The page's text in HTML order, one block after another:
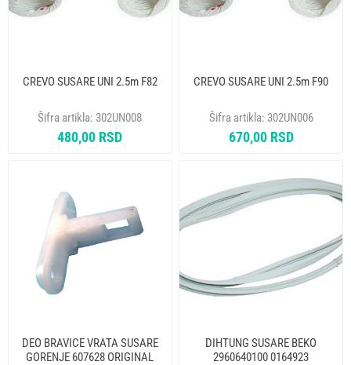
CREVO SUSARE UNI 2.5m F82
Šifra artikla: 302UN008
480,00 RSD
CREVO SUSARE UNI 2.5m F90
Šifra artikla: 302UN006
670,00 RSD
DEO BRAVICE VRATA SUSARE
GORENJE 607628 ORIGINAL
DIHTUNG SUSARE BEKO
2960640100 0164923